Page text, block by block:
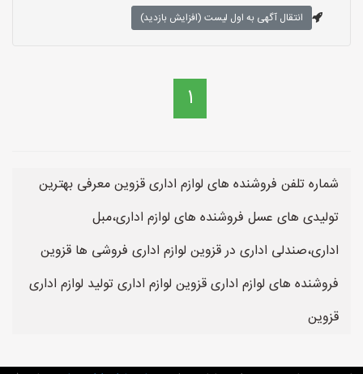
انتقال آگهی به اول لیست (افزایش بازدید)
1
شماره تلفن فروشنده های لوازم اداری قزوین معرفی بهترین
تولیدی های عسل فروشنده های لوازم اداری،مبل
اداری،صندلی اداری در قزوین لوازم اداری فروشی ها قزوین
فروشنده های لوازم اداری قزوین لوازم اداری تولید لوازم اداری
قزوین